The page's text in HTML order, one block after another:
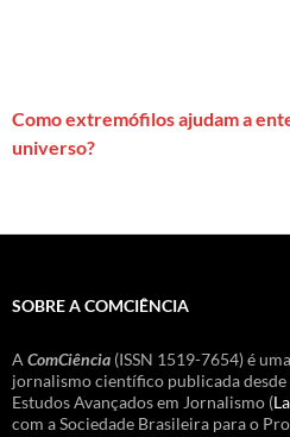
Como extremófilos ajudam a
universo?
SOBRE A COMCIÊNCIA
A ComCiência (ISSN 1519-7654) é
jornalismo científico publicada
Estudos Avançados em Jornalismo (
com a Sociedade Brasileira para o